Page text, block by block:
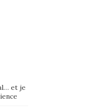
et je